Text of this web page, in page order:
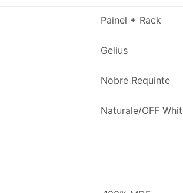
Painel + Rack
Gelius
Nobre Requinte
Naturale/OFF